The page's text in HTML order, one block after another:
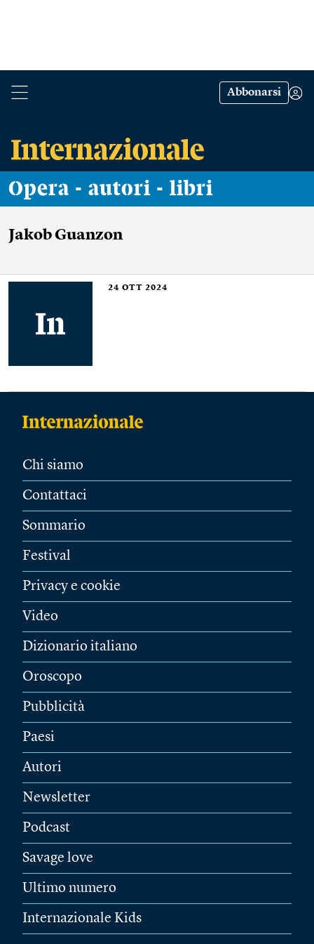
Abbonarsi
Opera - autori - libri
Jakob Guanzon
24 OTT 2024
Chi siamo
Contattaci
Sommario
Festival
Privacy e cookie
Video
Dizionario italiano
Oroscopo
Pubblicità
Paesi
Autori
Newsletter
Podcast
Savage love
Ultimo numero
Internazionale Kids